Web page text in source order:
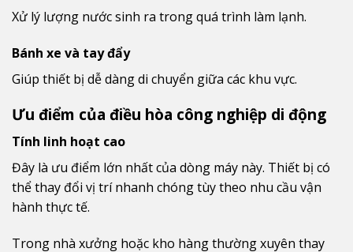
Xử lý lượng nước sinh ra trong quá trình làm lạnh.
Bánh xe và tay đẩy
Giúp thiết bị dễ dàng di chuyển giữa các khu vực.
Ưu điểm của điều hòa công nghiệp di động
Tính linh hoạt cao
Đây là ưu điểm lớn nhất của dòng máy này. Thiết bị có
thể thay đổi vị trí nhanh chóng tùy theo nhu cầu vận
hành thực tế.
Trong nhà xưởng hoặc kho hàng thường xuyên thay